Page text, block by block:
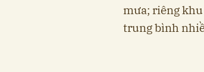
mưa; riêng
trung bình